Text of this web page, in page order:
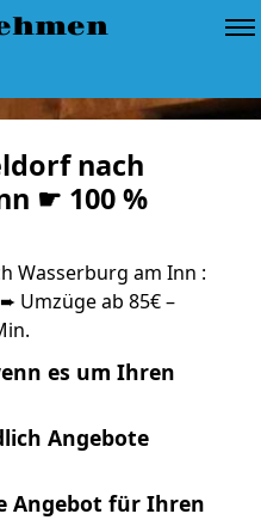
nach
☛ 100 %
Wasserburg am Inn :
Umzüge ab 85€ –
es um Ihren
Angebote
Angebot für Ihren